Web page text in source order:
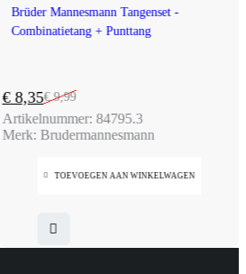
-16%
Brüder Mannesmann Tangenset -
Combinatietang + Punttang
€9,99
Oorspronkelijke
prijs
was:
€8,35
Huidige
prijs
is:
Artikelnummer: 84795.3
Merk: Brudermannesmann
TOEVOEGEN AAN WINKELWAGEN